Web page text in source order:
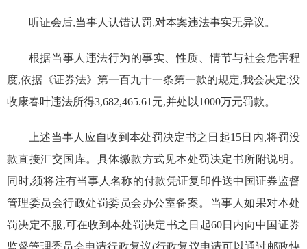
听证会后,当事人认错认罚,对本案违法事实无异议。
根据当事人违法行为的事实、性质、情节与社会危害程
度,依据《证券法》第一百九十一条第一款的规定,我会决定:没
收康春叶违法所得3,682,465.61元,并处以1000万元罚款。
上述当事人应自收到本处罚决定书之日起15日内,将罚没
款直接汇交国库。具体缴款方式见本处罚决定书所附说明。
同时,须将注有当事人名称的付款凭证复印件送中国证券监督
管理委员会行政处罚委员会办公室备案。 当事人如果对本处
罚决定不服,可在收到本处罚决定书之日起60日内向中国证券